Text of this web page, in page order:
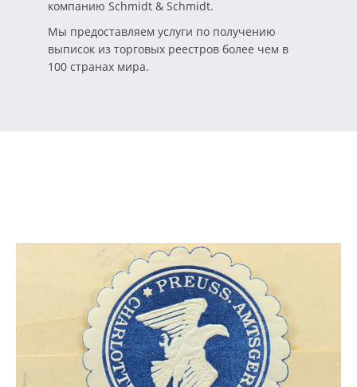
компанию Schmidt & Schmidt.
Мы предоставляем услуги по получению
выписок из торговых реестров более чем в
100 странах мира.